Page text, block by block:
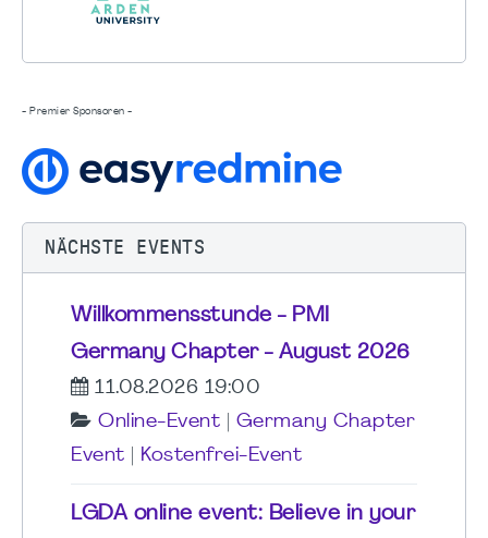
- Premier Sponsoren -
NÄCHSTE EVENTS
Willkommensstunde - PMI
Germany Chapter - August 2026
11.08.2026 19:00
Online-Event
Germany Chapter
Event
Kostenfrei-Event
LGDA online event: Believe in your